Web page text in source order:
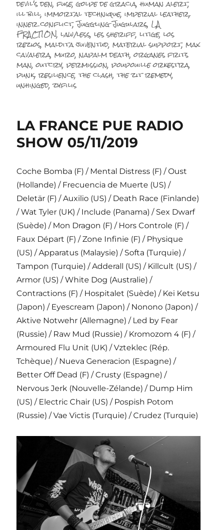
devil's den,fuse,golpe de gracia,human alert,
ill bill,immortal technique,imperial leather,
inner conflict,Juggling Jugulars, LA
FRACTION,law/less,les sheriff,litige,los
rezios,maldita juventud,material support,max
cavalera,muro,napalm death,organes frits
man,outcry,permission,poupouille orkestra,
punk,resilience,the clash,the zit remedy,
unhinged,zyfilis
LA FRANCE PUE RADIO
SHOW 05/11/2019
Coche Bomba (F) / Mental Distress (F) / Oust
(Hollande) / Frecuencia de Muerte (US) /
Deletär (F) / Auxilio (US) / Death Race (Finlande)
/ Wat Tyler (UK) / Include (Panama) / Sex Dwarf
(Suède) / Mon Dragon (F) / Hors Controle (F) /
Faux Départ (F) / Zone Infinie (F) / Physique
(US) / Apparatus (Malaysie) / Softa (Turquie) /
Tampon (Turquie) / Adderall (US) / Killcult (US) /
Armor (US) / White Dog (Australie) /
Contractions (F) / Hospitalet (Suède) / Kei Ketsu
(Japon) / Eyescream (Japon) / Nonono (Japon) /
Aktive Notwehr (Allemagne) / Led by Fear
(Russie) / Raw Mud (Russie) / Kromozom 4 (F) /
Armoured Flu Unit (UK) / Vzteklec (Rép.
Tchèque) / Nueva Generacion (Espagne) /
Better Off Dead (F) / Crusty (Espagne) /
Nervous Jerk (Nouvelle-Zélande) / Dump Him
(US) / Electric Chair (US) / Pospish Potom
(Russie) / Vae Victis (Turquie) / Crudez (Turquie)